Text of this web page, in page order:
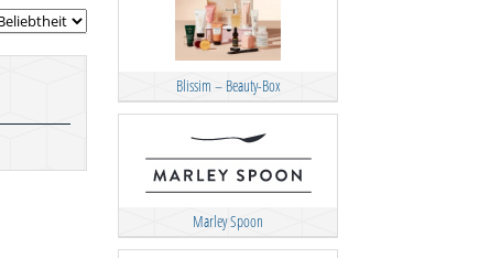
Blissim – Beauty-Box
Marley Spoon